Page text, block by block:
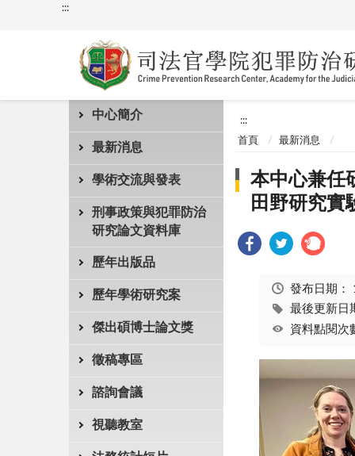
:::
中心簡介
最新消息
學術交流與發表
刑事政策與犯罪防治
研究論文資料庫
歷年出版品
歷年學術研究案
傑出碩博士論文獎
徵稿專區
諮詢會議
視聽教室
:::
首頁 最新消息
本中心兼任
田野研究實
發布日期：
最後更新日
資料點閱次